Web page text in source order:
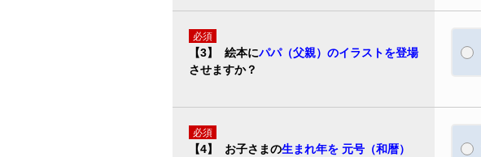
必須
【3】 絵本にパパ（父親）のイラストを登場
させますか？
必須
【4】 お子さまの生まれ年を 元号（和暦）